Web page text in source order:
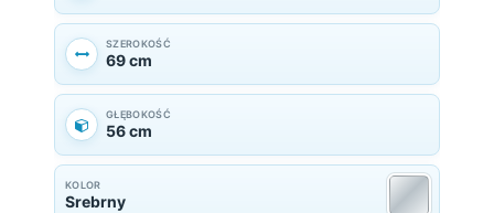
SZEROKOŚĆ
69 cm
GŁĘBOKOŚĆ
56 cm
KOLOR
Srebrny